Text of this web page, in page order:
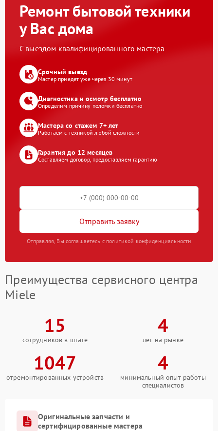
Ремонт бытовой техники
у Вас дома
С выездом квалифицированного мастера
Срочный выезд
Мастер приедет уже через 30 минут
Диагностика и осмотр бесплатно
Определим причину поломки бесплатно
Мастера со стажем 7+ лет
Работаем с техникой любой сложности
Гарантия до 12 месяцев
Составляем договор, предоставляем гарантию
Отправить заявку
Отправляя, Вы соглашаетесь с политикой конфиденциальности
Преимущества сервисного центра
Miele
15
сотрудников в штате
4
лет на рынке
1047
отремонтированных устройств
4
минимальный опыт работы
специалистов
Оригинальные запчасти и
сертифицированные мастера